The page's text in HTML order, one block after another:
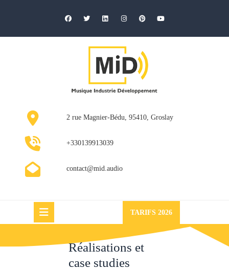
2 rue Magnier-Bédu, 95410, Groslay
+330139913039
contact@mid.audio
Button
TARIFS 2026Request
Réalisations et
case studies